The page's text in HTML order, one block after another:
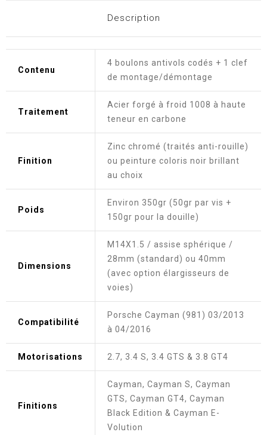
Description
Contenu
4 boulons antivols codés + 1 clef
de montage/démontage
Traitement
Acier forgé à froid 1008 à haute
teneur en carbone
Finition
Zinc chromé (traités anti-rouille)
ou peinture coloris noir brillant
au choix
Poids
Environ 350gr (50gr par vis +
150gr pour la douille)
Dimensions
M14X1.5 / assise sphérique /
28mm (standard) ou 40mm
(avec option élargisseurs de
voies)
Compatibilité
Porsche Cayman (981) 03/2013
à 04/2016
Motorisations 2.7, 3.4 S, 3.4 GTS & 3.8 GT4
Finitions
Cayman, Cayman S, Cayman
GTS, Cayman GT4, Cayman
Black Edition & Cayman E-
Volution